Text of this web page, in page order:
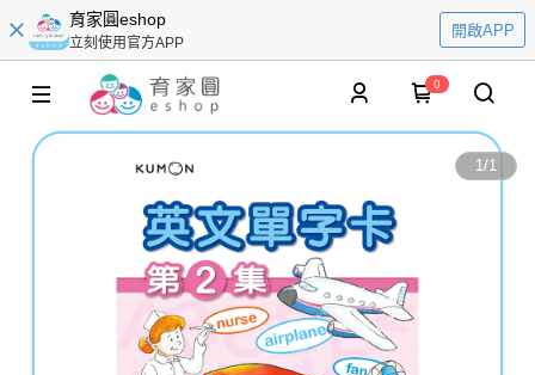
育家圓eshop
立刻使用官方APP
開啟APP
0
1/1